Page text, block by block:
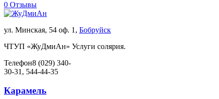
0 Отзывы
ул. Минская, 54 оф. 1, Бобруйск
ЧТУП «ЖуДмиАн» Услуги солярия.
Телефон8 (029) 340-
30-31, 544-44-35
Карамель